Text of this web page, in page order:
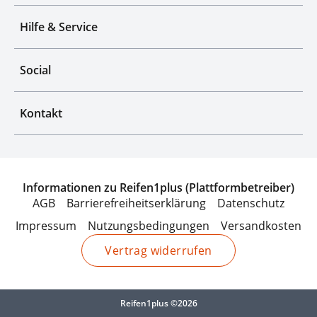
Hilfe & Service
Social
Kontakt
Informationen zu Reifen1plus (Plattformbetreiber)
AGB
Barrierefreiheitserklärung
Datenschutz
Impressum
Nutzungsbedingungen
Versandkosten
Vertrag widerrufen
Reifen1plus ©2026